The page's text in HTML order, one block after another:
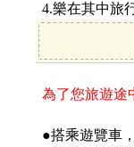
4.樂在其中旅
為了您旅遊途
●搭乘遊覽車